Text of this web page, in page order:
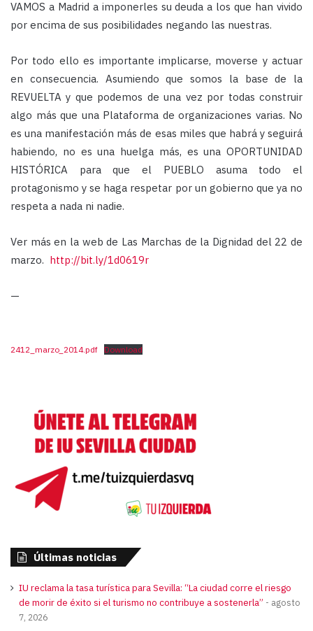
VAMOS a Madrid a imponerles su deuda a los que han vivido
por encima de sus posibilidades negando las nuestras.
Por todo ello es importante implicarse, moverse y actuar
en consecuencia. Asumiendo que somos la base de la
REVUELTA y que podemos de una vez por todas construir
algo más que una Plataforma de organizaciones varias. No
es una manifestación más de esas miles que habrá y seguirá
habiendo, no es una huelga más, es una OPORTUNIDAD
HISTÓRICA para que el PUEBLO asuma todo el
protagonismo y se haga respetar por un gobierno que ya no
respeta a nada ni nadie.
Ver más en la web de Las Marchas de la Dignidad del 22 de
marzo. http://bit.ly/1d0619r
—
2412_marzo_2014.pdf Download
Últimas noticias
IU reclama la tasa turística para Sevilla: “La ciudad corre el riesgo
de morir de éxito si el turismo no contribuye a sostenerla”
agosto
7, 2026